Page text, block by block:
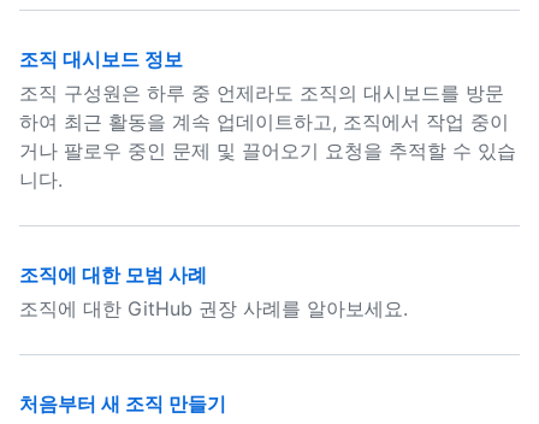
조직 대시보드 정보
조직 구성원은 하루 중 언제라도 조직의 대시보드를 방문
하여 최근 활동을 계속 업데이트하고, 조직에서 작업 중이
거나 팔로우 중인 문제 및 끌어오기 요청을 추적할 수 있습
니다.
조직에 대한 모범 사례
조직에 대한 GitHub 권장 사례를 알아보세요.
처음부터 새 조직 만들기